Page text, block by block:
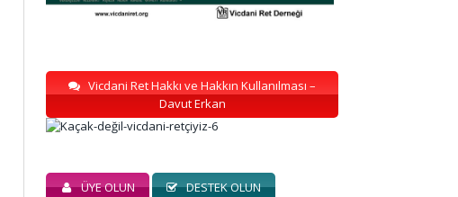
Vicdani Ret Hakkı ve Hakkın Kullanılması –
Davut Erkan
ÜYE OLUN DESTEK OLUN